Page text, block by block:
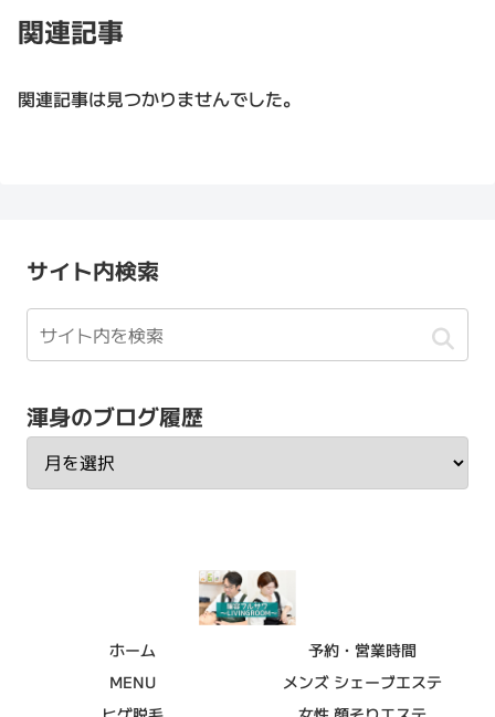
関連記事
関連記事は見つかりませんでした。
サイト内検索
渾身のブログ履歴
ホーム
予約・営業時間
MENU
メンズ シェーブエステ